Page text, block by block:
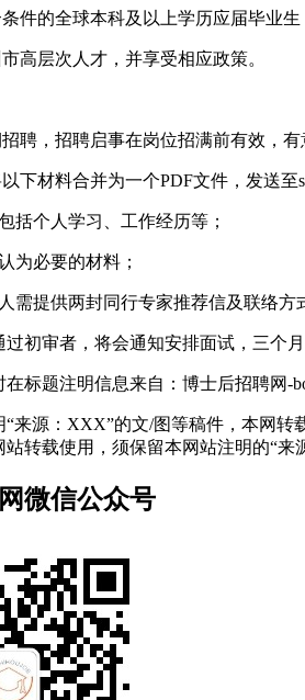
件的全球本科及以上学历应届毕业
高层次人才，并享受相应政策。
聘，招聘启事在岗位招满前有效，有
下材料合并为一个PDF文件，发送至
括个人学习、工作经历等；
为必要的材料；
需提供两封同行专家推荐信及联络方
过初审者，将会通知安排面试，三个
标题注明信息来自：博士后招聘网-
来源：XXX”的文/图等稿件，本网转
转载使用，须保留本网站注明的“来
微信公众号